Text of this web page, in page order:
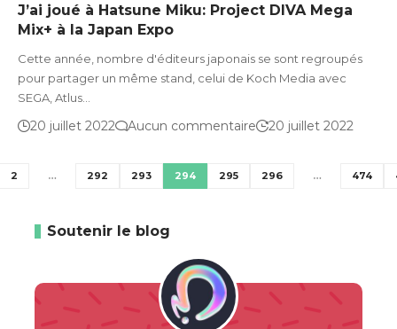
J’ai joué à Hatsune Miku: Project DIVA Mega
Mix+ à la Japan Expo
Cette année, nombre d'éditeurs japonais se sont regroupés
pour partager un même stand, celui de Koch Media avec
SEGA, Atlus…
20 juillet 2022 Aucun commentaire 20 juillet 2022
2 … 292 293 294 295 296 … 474
Soutenir le blog